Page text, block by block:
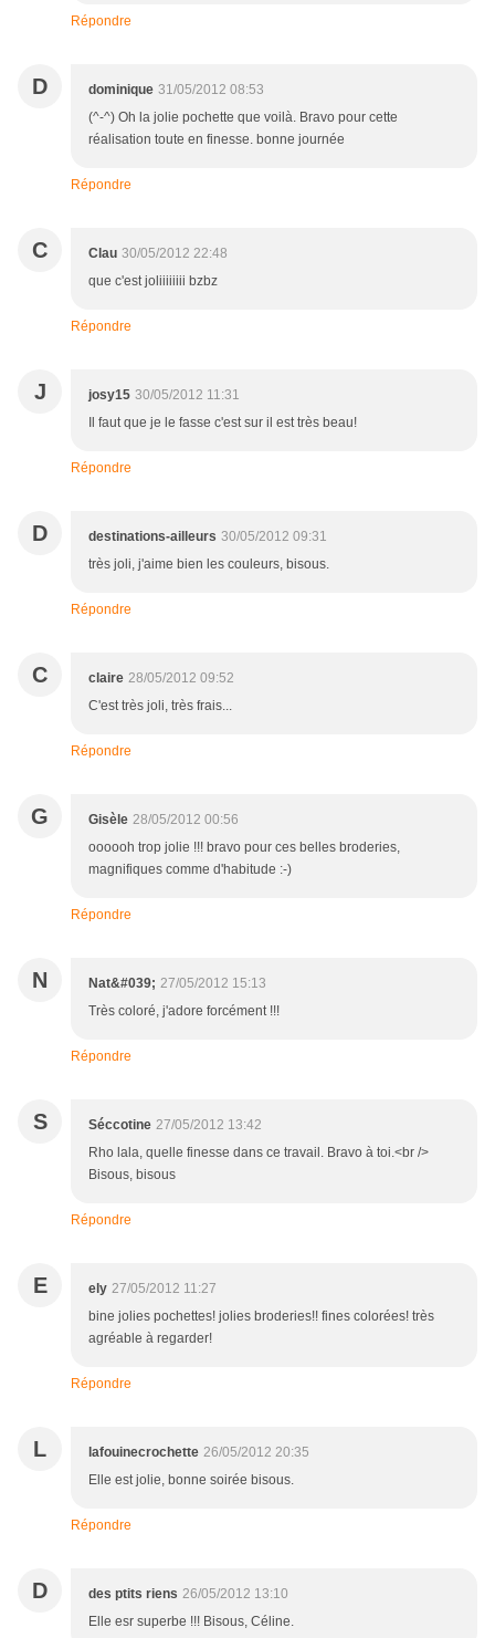
Répondre
D dominique 31/05/2012 08:53
(^-^) Oh la jolie pochette que voilà. Bravo pour cette
réalisation toute en finesse. bonne journée
Répondre
C Clau 30/05/2012 22:48
que c'est joliiiiiiii bzbz
Répondre
J josy15 30/05/2012 11:31
Il faut que je le fasse c'est sur il est très beau!
Répondre
D destinations-ailleurs 30/05/2012 09:31
très joli, j'aime bien les couleurs, bisous.
Répondre
C claire 28/05/2012 09:52
C'est très joli, très frais...
Répondre
G Gisèle 28/05/2012 00:56
oooooh trop jolie !!! bravo pour ces belles broderies,
magnifiques comme d'habitude :-)
Répondre
N Nat&#039; 27/05/2012 15:13
Très coloré, j'adore forcément !!!
Répondre
S Séccotine 27/05/2012 13:42
Rho lala, quelle finesse dans ce travail. Bravo à toi.<br />
Bisous, bisous
Répondre
E ely 27/05/2012 11:27
bine jolies pochettes! jolies broderies!! fines colorées! très
agréable à regarder!
Répondre
L lafouinecrochette 26/05/2012 20:35
Elle est jolie, bonne soirée bisous.
Répondre
D des ptits riens 26/05/2012 13:10
Elle esr superbe !!! Bisous, Céline.